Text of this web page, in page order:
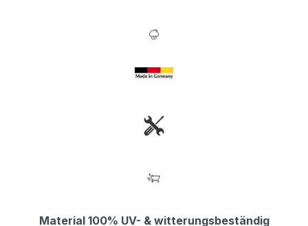
Material 100% UV- & witterungsbeständig